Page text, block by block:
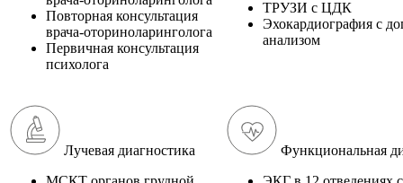
Повторная консультация
врача-оториноларинголога
Первичная консультация
психолога
ТРУЗИ с ЦДК
Эхокардиография с
анализом
Лучевая диагностика
Функциональная